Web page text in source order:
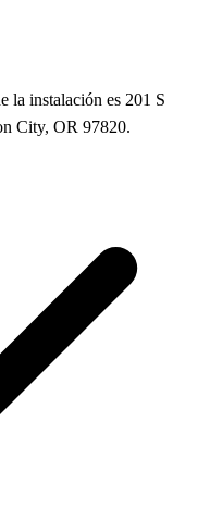
la instalación es 201 S
City, OR 97820.